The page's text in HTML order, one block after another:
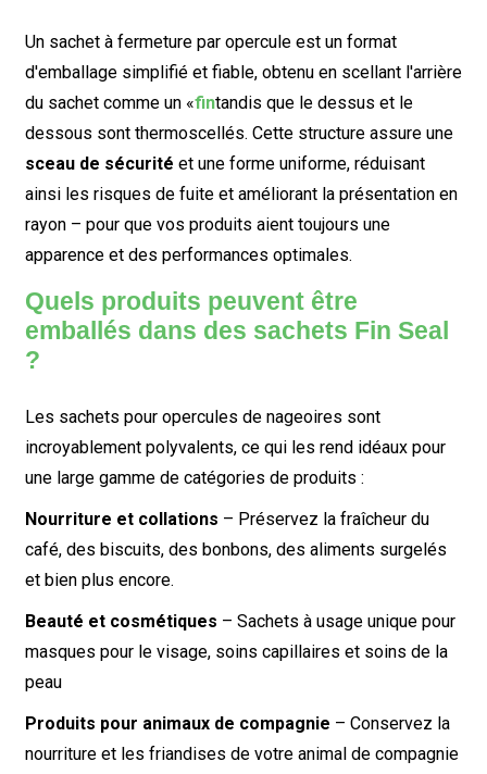
Un sachet à fermeture par opercule est un format
d'emballage simplifié et fiable, obtenu en scellant l'arrière
du sachet comme un «fintandis que le dessus et le
dessous sont thermoscellés. Cette structure assure une
sceau de sécurité et une forme uniforme, réduisant
ainsi les risques de fuite et améliorant la présentation en
rayon – pour que vos produits aient toujours une
apparence et des performances optimales.
Quels produits peuvent être
emballés dans des sachets Fin Seal
?
Les sachets pour opercules de nageoires sont
incroyablement polyvalents, ce qui les rend idéaux pour
une large gamme de catégories de produits :
Nourriture et collations – Préservez la fraîcheur du
café, des biscuits, des bonbons, des aliments surgelés
et bien plus encore.
Beauté et cosmétiques – Sachets à usage unique pour
masques pour le visage, soins capillaires et soins de la
peau
Produits pour animaux de compagnie – Conservez la
nourriture et les friandises de votre animal de compagnie